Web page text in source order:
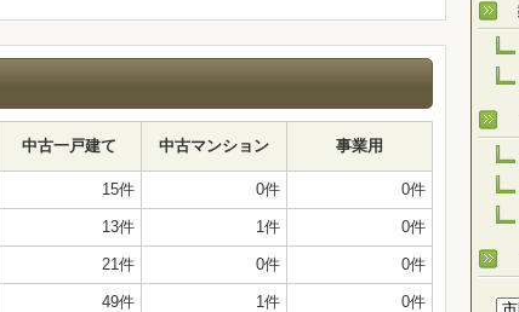
中古一戸建て 中古マンション 事業用
15件 0件 0件
13件 1件 0件
21件 0件 0件
49件 1件 0件